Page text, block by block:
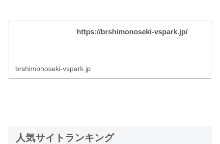
https://brshimonoseki-vspark.jp/
brshimonoseki-vspark.jp
人気サイトランキング